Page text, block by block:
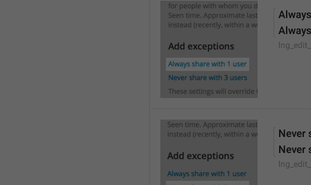
Never
Never